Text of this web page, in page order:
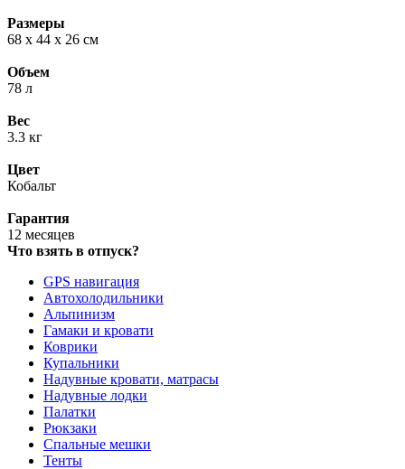
Размеры
68 х 44 х 26 см
Объем
78 л
Вес
3.3 кг
Цвет
Кобальт
Гарантия
12 месяцев
Что взять в отпуск?
GPS навигация
Автохолодильники
Альпинизм
Гамаки и кровати
Коврики
Купальники
Надувные кровати, матрасы
Надувные лодки
Палатки
Рюкзаки
Спальные мешки
Тенты